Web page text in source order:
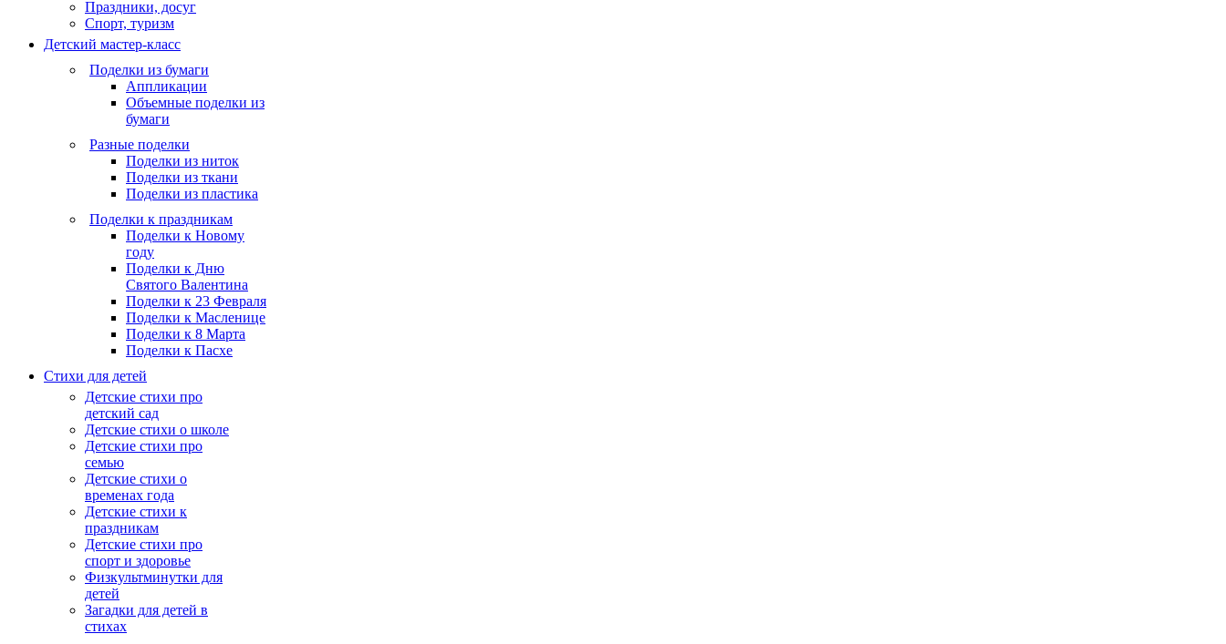
Праздники, досуг
Спорт, туризм
Детский мастер-класс
Поделки из бумаги
Аппликации
Объемные поделки из
бумаги
Разные поделки
Поделки из ниток
Поделки из ткани
Поделки из пластика
Поделки к праздникам
Поделки к Новому
году
Поделки к Дню
Святого Валентина
Поделки к 23 Февраля
Поделки к Масленице
Поделки к 8 Марта
Поделки к Пасхе
Стихи для детей
Детские стихи про
детский сад
Детские стихи о школе
Детские стихи про
семью
Детские стихи о
временах года
Детские стихи к
праздникам
Детские стихи про
спорт и здоровье
Физкультминутки для
детей
Загадки для детей в
стихах